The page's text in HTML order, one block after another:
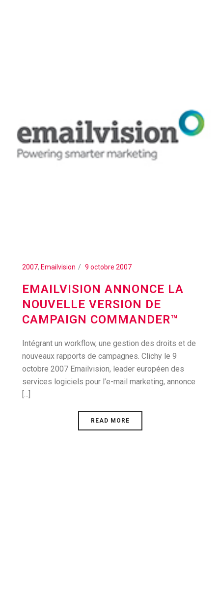
2007, Emailvision 9 octobre 2007
EMAILVISION ANNONCE LA
NOUVELLE VERSION DE
CAMPAIGN COMMANDER™
Intégrant un workflow, une gestion des droits et de
nouveaux rapports de campagnes. Clichy le 9
octobre 2007 Emailvision, leader européen des
services logiciels pour l’e-mail marketing, annonce
[...]
READ MORE